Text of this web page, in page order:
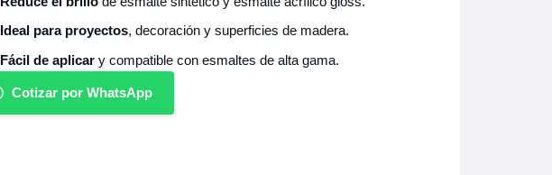
Ideal para proyectos, decoración y superficies de madera.
Fácil de aplicar y compatible con esmaltes de alta gama.
Cotizar por WhatsApp